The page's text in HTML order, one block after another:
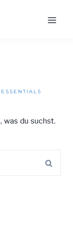
was du suchst.